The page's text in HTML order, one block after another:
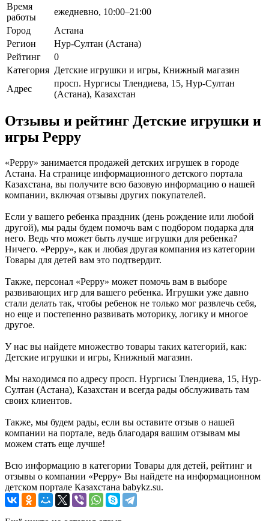
Время
работы
ежедневно, 10:00–21:00
Город
Астана
Регион
Нур-Султан (Астана)
Рейтинг
0
Категория Детские игрушки и игры, Книжный магазин
Адрес
просп. Нургисы Тлендиева, 15, Нур-Султан
(Астана), Казахстан
Отзывы и рейтинг Детские игрушки и
игры Peppy
«Peppy» занимается продажей детских игрушек в городе
Астана. На странице информационного детского портала
Казахстана, вы получите всю базовую информацию о нашей
компании, включая отзывы других покупателей.
Если у вашего ребенка праздник (день рождение или любой
другой), мы рады будем помочь вам с подбором подарка для
него. Ведь что может быть лучше игрушки для ребенка?
Ничего. «Peppy», как и любая другая компания из категории
Товары для детей вам это подтвердит.
Также, персонал «Peppy» может помочь вам в выборе
развивающих игр для вашего ребенка. Игрушки уже давно
стали делать так, чтобы ребенок не только мог развлечь себя,
но еще и постепенно развивать моторику, логику и многое
другое.
У нас вы найдете множество товары таких категорий, как:
Детские игрушки и игры, Книжный магазин.
Мы находимся по адресу просп. Нургисы Тлендиева, 15, Нур-
Султан (Астана), Казахстан и всегда рады обслуживать там
своих клиентов.
Также, мы будем рады, если вы оставите отзыв о нашей
компании на портале, ведь благодаря вашим отзывам мы
можем стать еще лучше!
Всю информацию в категории Товары для детей, рейтинг и
отзывы о компании «Peppy» Вы найдете на информационном
детском портале Казахстана babykz.su.